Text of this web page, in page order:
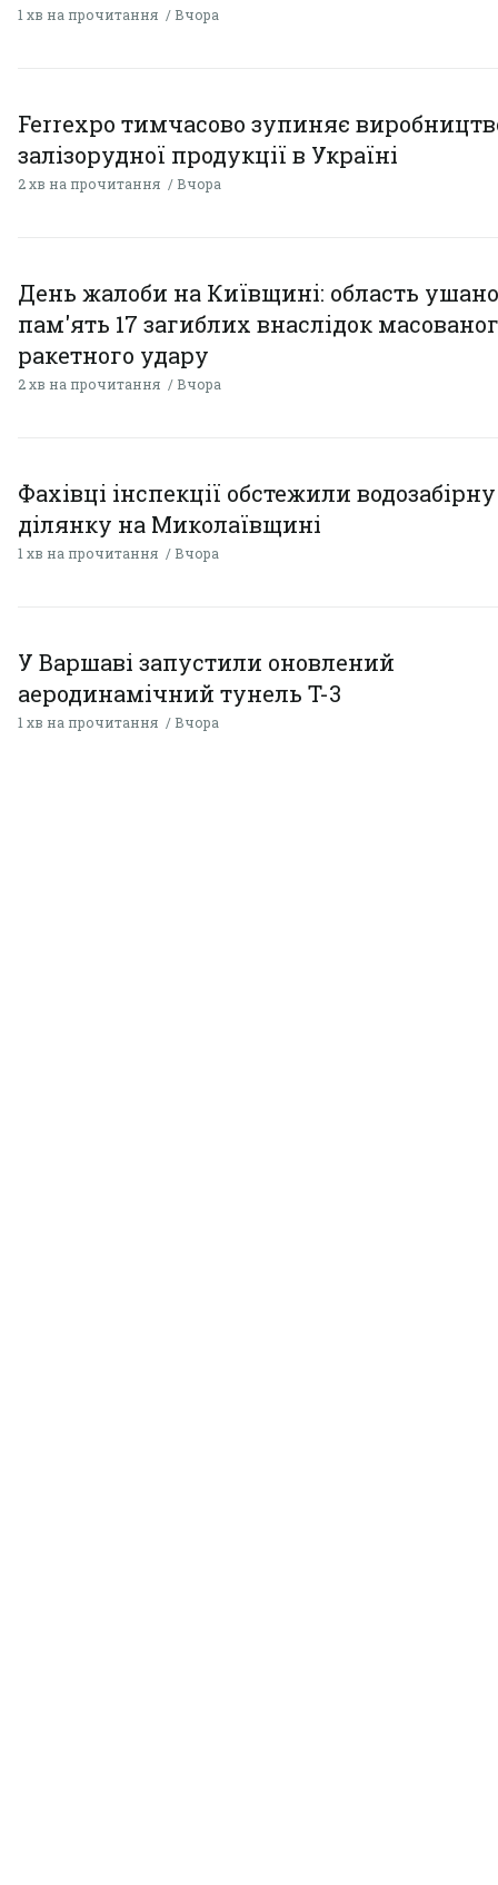
1 хв на прочитання Вчора
Ferrexpo тимчасово зупиняє
залізорудної продукції в Україні
2 хв на прочитання Вчора
День жалоби на Київщині: область
пам'ять 17 загиблих внаслідок
ракетного удару
2 хв на прочитання Вчора
Фахівці інспекції обстежили водозабірну
ділянку на Миколаївщині
1 хв на прочитання Вчора
У Варшаві запустили оновлений
аеродинамічний тунель T-3
1 хв на прочитання Вчора